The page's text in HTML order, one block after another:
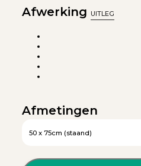
Afwerking UITLEG
Afmetingen